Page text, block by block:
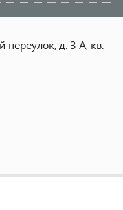
переулок, д. 3 А, кв.